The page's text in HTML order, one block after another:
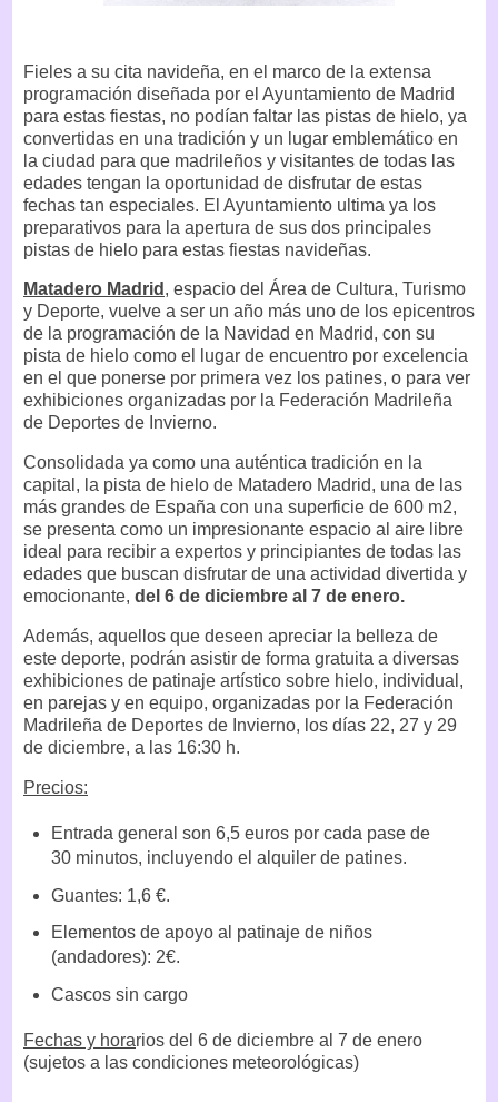
Fieles a su cita navideña, en el marco de la extensa
programación diseñada por el Ayuntamiento de Madrid
para estas fiestas, no podían faltar las pistas de hielo, ya
convertidas en una tradición y un lugar emblemático en
la ciudad para que madrileños y visitantes de todas las
edades tengan la oportunidad de disfrutar de estas
fechas tan especiales. El Ayuntamiento ultima ya los
preparativos para la apertura de sus dos principales
pistas de hielo para estas fiestas navideñas.
Matadero Madrid , espacio del Área de Cultura, Turismo
y Deporte, vuelve a ser un año más uno de los epicentros
de la programación de la Navidad en Madrid, con su
pista de hielo como el lugar de encuentro por excelencia
en el que ponerse por primera vez los patines, o para ver
exhibiciones organizadas por la Federación Madrileña
de Deportes de Invierno.
Consolidada ya como una auténtica tradición en la
capital, la pista de hielo de Matadero Madrid, una de las
más grandes de España con una superficie de 600 m2,
se presenta como un impresionante espacio al aire libre
ideal para recibir a expertos y principiantes de todas las
edades que buscan disfrutar de una actividad divertida y
emocionante, del 6 de diciembre al 7 de enero.
Además, aquellos que deseen apreciar la belleza de
este deporte, podrán asistir de forma gratuita a diversas
exhibiciones de patinaje artístico sobre hielo, individual,
en parejas y en equipo, organizadas por la Federación
Madrileña de Deportes de Invierno, los días 22, 27 y 29
de diciembre, a las 16:30 h.
Precios:
Entrada general son 6,5 euros por cada pase de
30 minutos, incluyendo el alquiler de patines.
Guantes: 1,6 €.
Elementos de apoyo al patinaje de niños
(andadores): 2€.
Cascos sin cargo
Fechas y horarios del 6 de diciembre al 7 de enero
(sujetos a las condiciones meteorológicas)